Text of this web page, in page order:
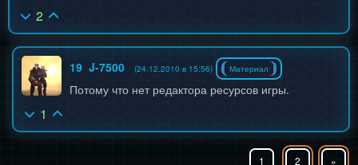
2
19 J-7500 (24.12.2010 в 15:56) Материал
Потому что нет редактора ресурсов игры.
1
1 2 »